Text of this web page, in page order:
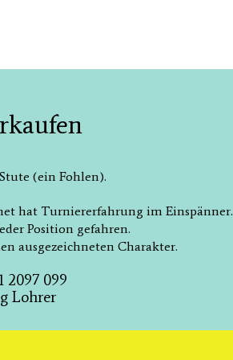
(ein Fohlen).
hat Turniererfahrung im Einspänner.
Position gefahren.
ausgezeichneten Charakter.
2097 099
Lohrer